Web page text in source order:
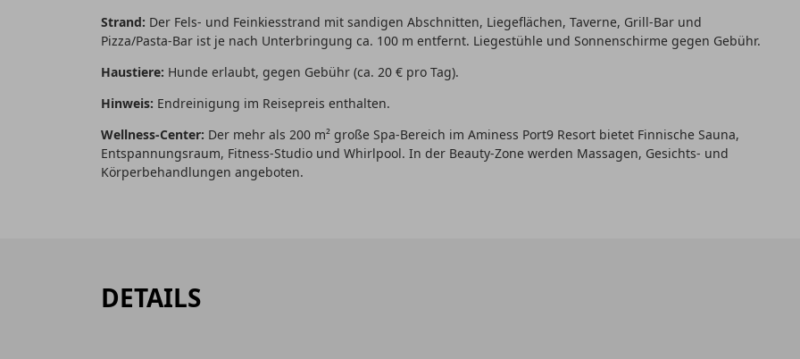
Strand: Der Fels- und Feinkiesstrand mit sandigen Abschnitten, Liegeflächen, Taverne, Grill-Bar und
Pizza/Pasta-Bar ist je nach Unterbringung ca. 100 m entfernt. Liegestühle und Sonnenschirme gegen Gebühr.
Haustiere: Hunde erlaubt, gegen Gebühr (ca. 20 € pro Tag).
Hinweis: Endreinigung im Reisepreis enthalten.
Wellness-Center: Der mehr als 200 m² große Spa-Bereich im Aminess Port9 Resort bietet Finnische Sauna,
Entspannungsraum, Fitness-Studio und Whirlpool. In der Beauty-Zone werden Massagen, Gesichts- und
Körperbehandlungen angeboten.
DETAILS